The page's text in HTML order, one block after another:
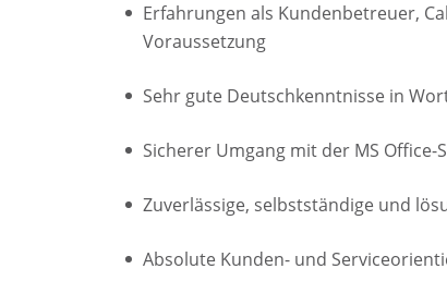
Erfahrungen als Kundenbetreuer,
Voraussetzung
Sehr gute Deutschkenntnisse in
Sicherer Umgang mit der MS
Zuverlässige, selbstständige und
Absolute Kunden- und